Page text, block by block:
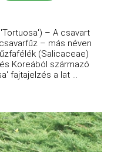
– A csavart
– más néven
(Salicaceae)
Koreából származó
fajtajelzés a lat ...